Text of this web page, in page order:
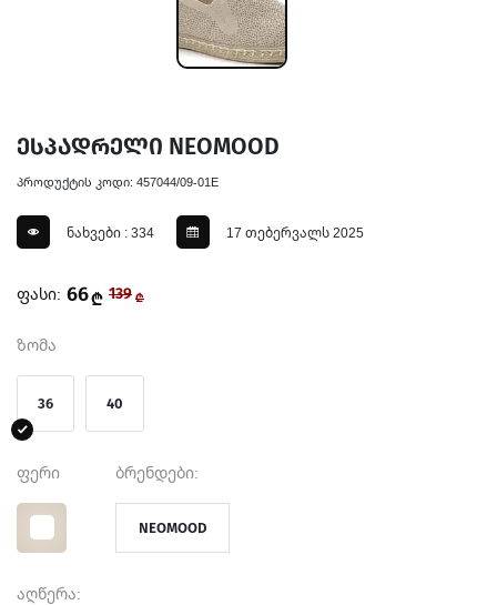
ესპადრელი NEOMOOD
პროდუქტის კოდი: 457044/09-01E
ნახვები : 334 17 თებერვალს 2025
ფასი: 66₾ 139 ₾
ზომა
36 40
ფერი ბრენდები:
NEOMOOD
აღწერა: